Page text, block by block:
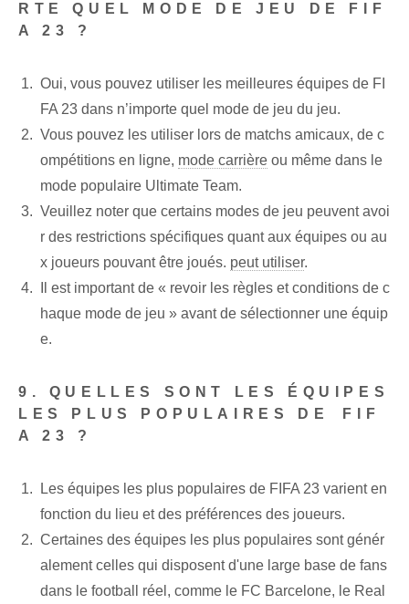
RTE QUEL MODE DE JEU DE FIF
A 23 ?
Oui, vous pouvez utiliser les meilleures équipes de FI
FA 23 dans n’importe quel mode de jeu du jeu.
Vous pouvez les utiliser lors de matchs amicaux, de c
ompétitions en ligne, mode carrière ou ⁤même dans le
mode populaire Ultimate ⁢Team.
Veuillez noter que certains modes de jeu peuvent avoi
r des restrictions spécifiques quant aux équipes ou au
x joueurs pouvant être joués. peut utiliser.
Il est important de « revoir les règles et conditions de c
haque mode de jeu » avant de sélectionner une équip
e.
9. QUELLES SONT LES ÉQUIPES
LES PLUS POPULAIRES DE ⁤FIF
A 23 ?
Les équipes les plus populaires de FIFA 23 varient en
fonction du lieu et des préférences des joueurs.
Certaines des équipes les plus populaires sont génér
alement celles qui disposent d'une large base de fans
dans le football réel, comme le FC Barcelone, le Real